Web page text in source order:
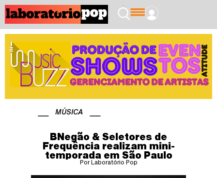
MÚSICA
BNegão & Seletores de
Frequência realizam mini-
temporada em São Paulo
Por Laboratório Pop